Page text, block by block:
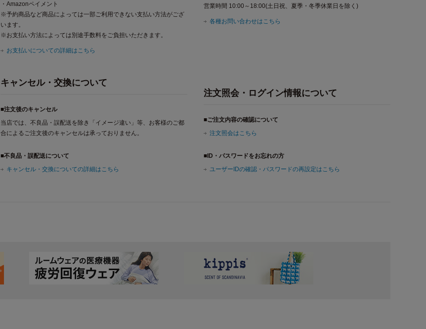
・Amazonペイメント
※予約商品など商品によっては一部ご利用できない支払い方法がござ
います。
※お支払い方法によっては別途手数料をご負担いただきます。
お支払いについての詳細はこちら
キャンセル・交換について
■注文後のキャンセル
当店では、不良品・誤配送を除き「イメージ違い」等、お客様のご都
合によるご注文後のキャンセルは承っておりません。
■不良品・誤配送について
キャンセル・交換についての詳細はこちら
営業時間 10:00～18:00(土日祝、夏季・冬季休業日を除く)
各種お問い合わせはこちら
注文照会・ログイン情報について
■ご注文内容の確認について
注文照会はこちら
■ID・パスワードをお忘れの方
ユーザーIDの確認・パスワードの再設定はこちら